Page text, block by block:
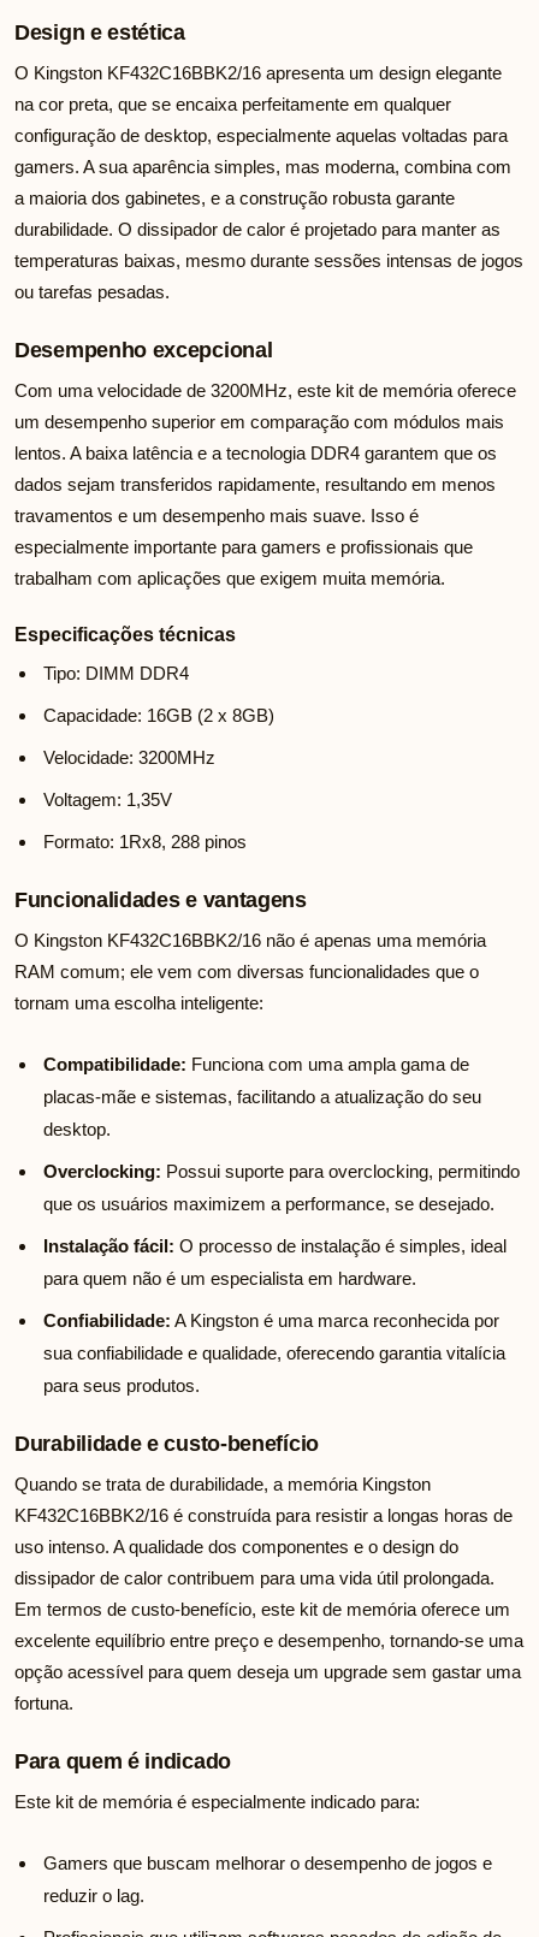
Design e estética
O Kingston KF432C16BBK2/16 apresenta um design elegante
na cor preta, que se encaixa perfeitamente em qualquer
configuração de desktop, especialmente aquelas voltadas para
gamers. A sua aparência simples, mas moderna, combina com
a maioria dos gabinetes, e a construção robusta garante
durabilidade. O dissipador de calor é projetado para manter as
temperaturas baixas, mesmo durante sessões intensas de jogos
ou tarefas pesadas.
Desempenho excepcional
Com uma velocidade de 3200MHz, este kit de memória oferece
um desempenho superior em comparação com módulos mais
lentos. A baixa latência e a tecnologia DDR4 garantem que os
dados sejam transferidos rapidamente, resultando em menos
travamentos e um desempenho mais suave. Isso é
especialmente importante para gamers e profissionais que
trabalham com aplicações que exigem muita memória.
Especificações técnicas
Tipo: DIMM DDR4
Capacidade: 16GB (2 x 8GB)
Velocidade: 3200MHz
Voltagem: 1,35V
Formato: 1Rx8, 288 pinos
Funcionalidades e vantagens
O Kingston KF432C16BBK2/16 não é apenas uma memória
RAM comum; ele vem com diversas funcionalidades que o
tornam uma escolha inteligente:
Compatibilidade: Funciona com uma ampla gama de
placas-mãe e sistemas, facilitando a atualização do seu
desktop.
Overclocking: Possui suporte para overclocking, permitindo
que os usuários maximizem a performance, se desejado.
Instalação fácil: O processo de instalação é simples, ideal
para quem não é um especialista em hardware.
Confiabilidade: A Kingston é uma marca reconhecida por
sua confiabilidade e qualidade, oferecendo garantia vitalícia
para seus produtos.
Durabilidade e custo-benefício
Quando se trata de durabilidade, a memória Kingston
KF432C16BBK2/16 é construída para resistir a longas horas de
uso intenso. A qualidade dos componentes e o design do
dissipador de calor contribuem para uma vida útil prolongada.
Em termos de custo-benefício, este kit de memória oferece um
excelente equilíbrio entre preço e desempenho, tornando-se uma
opção acessível para quem deseja um upgrade sem gastar uma
fortuna.
Para quem é indicado
Este kit de memória é especialmente indicado para:
Gamers que buscam melhorar o desempenho de jogos e
reduzir o lag.